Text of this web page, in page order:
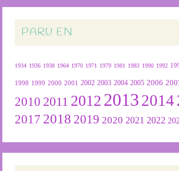
PARU EN
1934 1936 1938 1964 1970 1971 1979 1981 1983 1990 1992
1998 1999 2000 2001 2002 2003 2004 2005 2006
2010 2011 2012 2013 2014
2017 2018 2019 2020 2021 2022